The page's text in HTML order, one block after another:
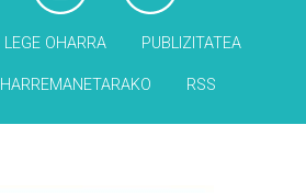
LEGE OHARRA PUBLIZITATEA
HARREMANETARAKO RSS